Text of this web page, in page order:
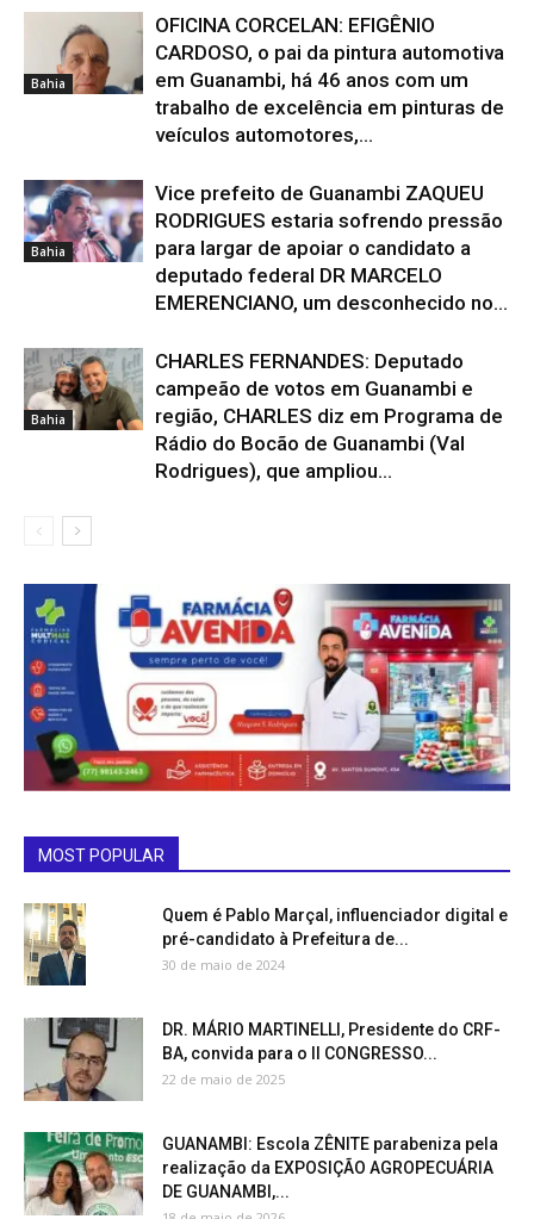
Bahia
OFICINA CORCELAN: EFIGÊNIO
CARDOSO, o pai da pintura automotiva
em Guanambi, há 46 anos com um
trabalho de excelência em pinturas de
veículos automotores,...
Bahia
Vice prefeito de Guanambi ZAQUEU
RODRIGUES estaria sofrendo pressão
para largar de apoiar o candidato a
deputado federal DR MARCELO
EMERENCIANO, um desconhecido no...
Bahia
CHARLES FERNANDES: Deputado
campeão de votos em Guanambi e
região, CHARLES diz em Programa de
Rádio do Bocão de Guanambi (Val
Rodrigues), que ampliou...
MOST POPULAR
Quem é Pablo Marçal, influenciador digital e
pré-candidato à Prefeitura de...
30 de maio de 2024
DR. MÁRIO MARTINELLI, Presidente do CRF-
BA, convida para o II CONGRESSO...
22 de maio de 2025
GUANAMBI: Escola ZÊNITE parabeniza pela
realização da EXPOSIÇÃO AGROPECUÁRIA
DE GUANAMBI,...